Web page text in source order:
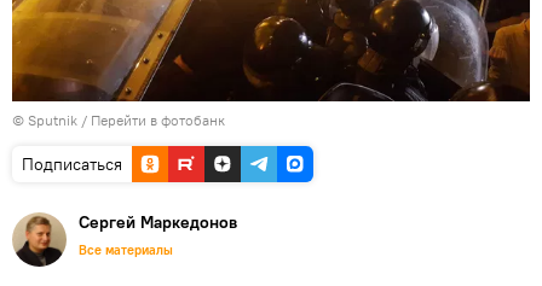
© Sputnik / Перейти в фотобанк
Подписаться
Сергей Маркедонов
Все материалы